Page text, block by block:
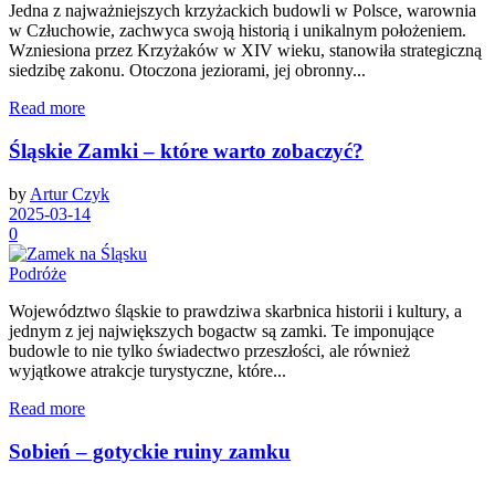
Jedna z najważniejszych krzyżackich budowli w Polsce, warownia
w Człuchowie, zachwyca swoją historią i unikalnym położeniem.
Wzniesiona przez Krzyżaków w XIV wieku, stanowiła strategiczną
siedzibę zakonu. Otoczona jeziorami, jej obronny...
Read more
Śląskie Zamki – które warto zobaczyć?
by Artur Czyk
2025-03-14
0
Podróże
Województwo śląskie to prawdziwa skarbnica historii i kultury, a
jednym z jej największych bogactw są zamki. Te imponujące
budowle to nie tylko świadectwo przeszłości, ale również
wyjątkowe atrakcje turystyczne, które...
Read more
Sobień – gotyckie ruiny zamku